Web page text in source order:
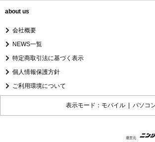
about us
会社概要
NEWS一覧
特定商取引法に基づく表示
個人情報保護方針
ご利用環境について
表示モード：モバイル | パソコ
運営元